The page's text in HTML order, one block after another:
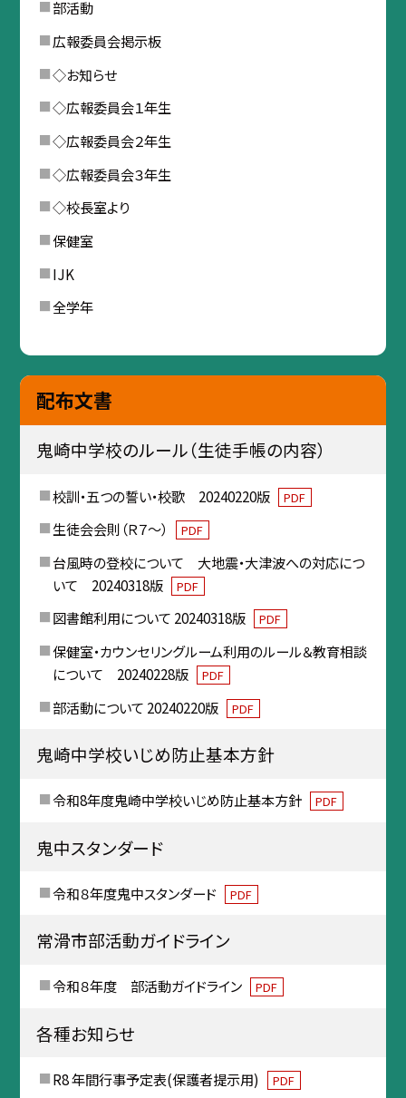
部活動
広報委員会掲示板
◇お知らせ
◇広報委員会１年生
◇広報委員会２年生
◇広報委員会３年生
◇校長室より
保健室
IJK
全学年
配布文書
鬼崎中学校のルール（生徒手帳の内容）
校訓・五つの誓い・校歌 20240220版 PDF
生徒会会則（Ｒ７～） PDF
台風時の登校について 大地震・大津波への対応につ
いて 20240318版
PDF
図書館利用について 20240318版 PDF
保健室・カウンセリングルーム利用のルール＆教育相談
について 20240228版
PDF
部活動について 20240220版 PDF
鬼崎中学校いじめ防止基本方針
令和8年度鬼崎中学校いじめ防止基本方針 PDF
鬼中スタンダード
令和８年度鬼中スタンダード PDF
常滑市部活動ガイドライン
令和８年度 部活動ガイドライン PDF
各種お知らせ
R8 年間行事予定表(保護者提示用) PDF